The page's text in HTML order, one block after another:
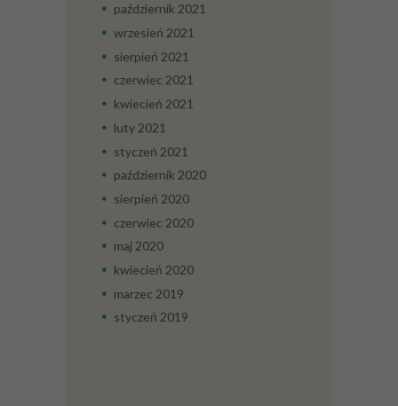
październik 2021
wrzesień 2021
sierpień 2021
czerwiec 2021
kwiecień 2021
luty 2021
styczeń 2021
październik 2020
sierpień 2020
czerwiec 2020
maj 2020
kwiecień 2020
marzec 2019
styczeń 2019